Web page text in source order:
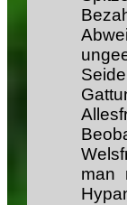
man